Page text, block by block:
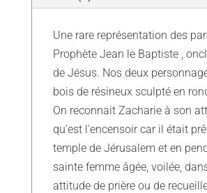
Une rare représentation des
Prophète Jean le Baptiste ,
de Jésus. Nos deux
bois de résineux sculpté en
On reconnait Zacharie à son
qu'est l'encensoir car il était
temple de Jérusalem et en
sainte femme âgée, voilée,
attitude de prière ou de